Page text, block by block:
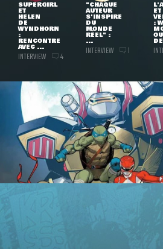
SUPERGIRL
ET
HELEN
DE
WYNDHORN
:
RENCONTRE
AVEC ...
INTERVIEW 4
"CHAQUE
AUTEUR
S'INSPIRE
DU
MONDE
RÉEL" :
...
INTERVIEW 1
ET
: